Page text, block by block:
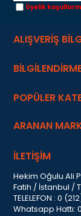
Üyelik
ALIŞVERİŞ
POPÜLER
ARANAN
İLETİŞİM
Hekim Oğulu Ali
Fatih / İstanbul /
TELELEFON : 0
Whatsapp Hattı: